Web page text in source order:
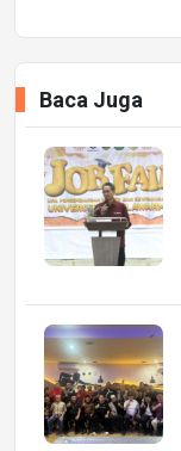
Baca Juga